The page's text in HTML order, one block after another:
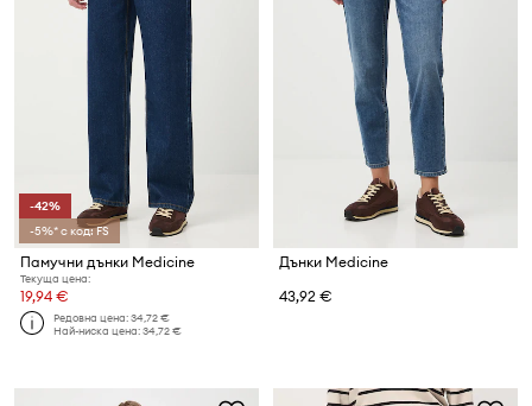
-42%
-5%* с код: FS
Памучни дънки Medicine
Текуща цена:
19,94 €
Редовна цена:34,72 €
Най-ниска цена:34,72 €
Дънки Medicine
43,92 €